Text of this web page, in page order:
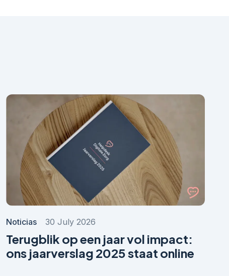
Noticias 30 July 2026
Terugblik op een jaar vol impact:
ons jaarverslag 2025 staat online